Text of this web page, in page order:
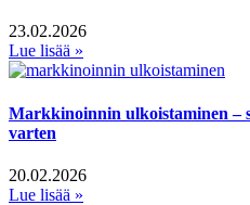
23.02.2026
Lue lisää »
Markkinoinnin ulkoistaminen –
varten
20.02.2026
Lue lisää »